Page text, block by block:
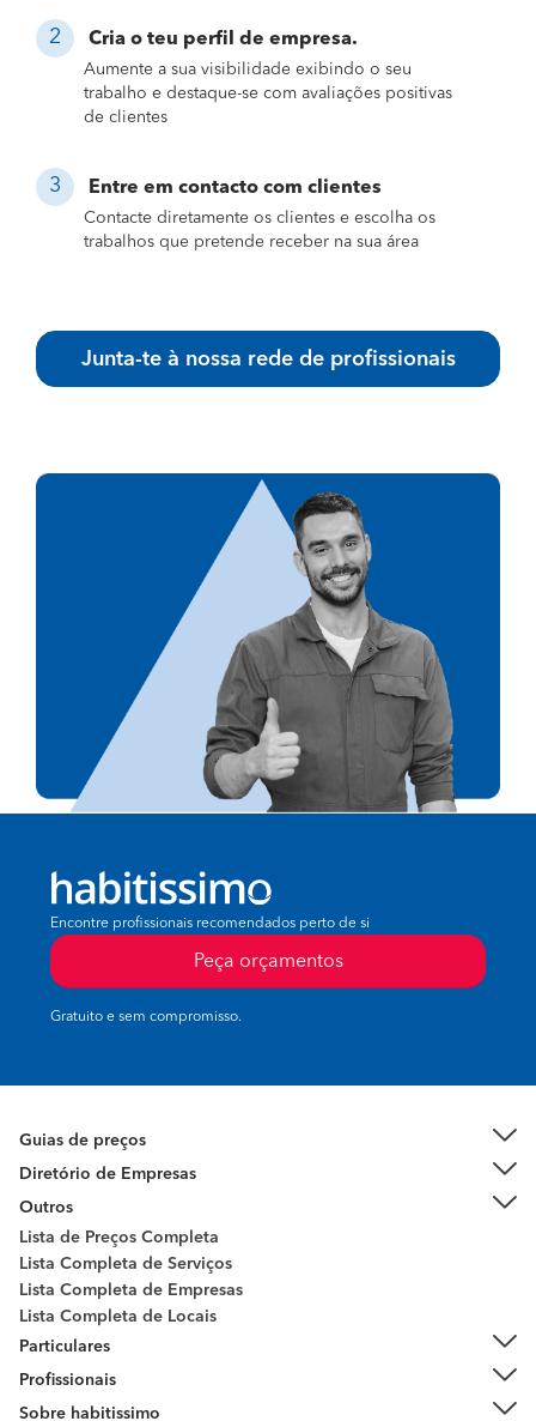
Cria o teu perfil de empresa.
Aumente a sua visibilidade exibindo o seu
trabalho e destaque-se com avaliações positivas
de clientes
Entre em contacto com clientes
Contacte diretamente os clientes e escolha os
trabalhos que pretende receber na sua área
Junta-te à nossa rede de profissionais
Encontre profissionais recomendados perto de si
Peça orçamentos
Gratuito e sem compromisso.
Guias de preços
Diretório de Empresas
Outros
Lista de Preços Completa
Lista Completa de Serviços
Lista Completa de Empresas
Lista Completa de Locais
Particulares
Profissionais
Sobre habitissimo